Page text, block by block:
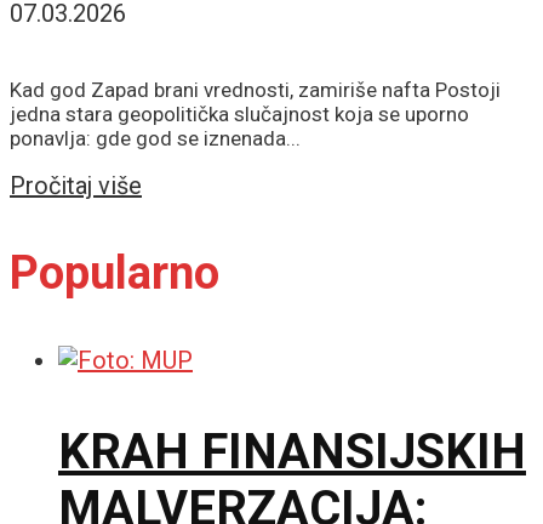
07.03.2026
Kad god Zapad brani vrednosti, zamiriše nafta Postoji
jedna stara geopolitička slučajnost koja se uporno
ponavlja: gde god se iznenada...
Pročitaj više
Popularno
KRAH FINANSIJSKIH
MALVERZACIJA: